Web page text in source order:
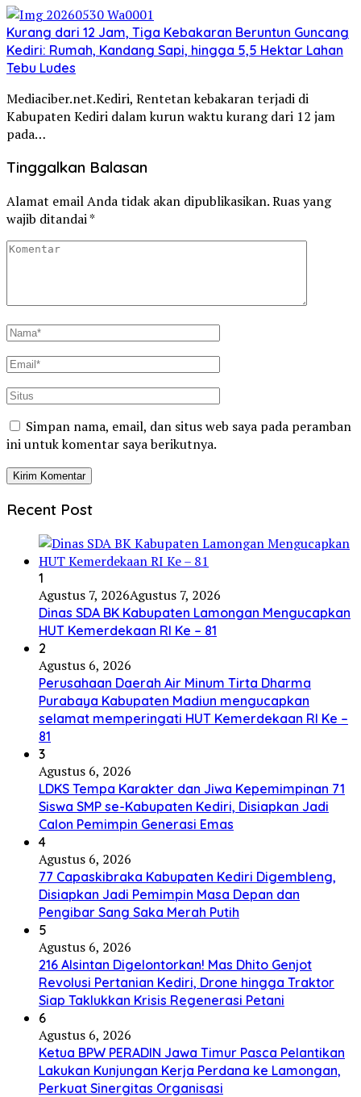
Kurang dari 12 Jam, Tiga Kebakaran Beruntun Guncang
Kediri: Rumah, Kandang Sapi, hingga 5,5 Hektar Lahan
Tebu Ludes
Mediaciber.net.Kediri, Rentetan kebakaran terjadi di
Kabupaten Kediri dalam kurun waktu kurang dari 12 jam
pada…
Tinggalkan Balasan
Alamat email Anda tidak akan dipublikasikan.Ruas yang
wajib ditandai*
Simpan nama, email, dan situs web saya pada peramban
ini untuk komentar saya berikutnya.
Recent Post
1
Agustus 7, 2026Agustus 7, 2026
Dinas SDA BK Kabupaten Lamongan Mengucapkan
HUT Kemerdekaan RI Ke – 81
2
Agustus 6, 2026
Perusahaan Daerah Air Minum Tirta Dharma
Purabaya Kabupaten Madiun mengucapkan
selamat memperingati HUT Kemerdekaan RI Ke –
81
3
Agustus 6, 2026
LDKS Tempa Karakter dan Jiwa Kepemimpinan 71
Siswa SMP se-Kabupaten Kediri, Disiapkan Jadi
Calon Pemimpin Generasi Emas
4
Agustus 6, 2026
77 Capaskibraka Kabupaten Kediri Digembleng,
Disiapkan Jadi Pemimpin Masa Depan dan
Pengibar Sang Saka Merah Putih
5
Agustus 6, 2026
216 Alsintan Digelontorkan! Mas Dhito Genjot
Revolusi Pertanian Kediri, Drone hingga Traktor
Siap Taklukkan Krisis Regenerasi Petani
6
Agustus 6, 2026
Ketua BPW PERADIN Jawa Timur Pasca Pelantikan
Lakukan Kunjungan Kerja Perdana ke Lamongan,
Perkuat Sinergitas Organisasi